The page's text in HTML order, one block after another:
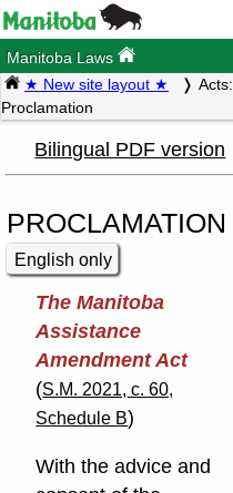
Manitoba Laws
★ New site layout ★ Acts:
Proclamation
Bilingual PDF version
PROCLAMATION
English only
The Manitoba
Assistance
Amendment Act
(S.M. 2021, c. 60,
Schedule B)
With the advice and